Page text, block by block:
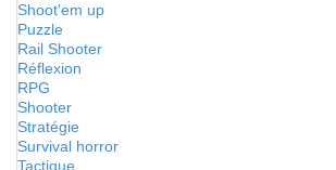
Shoot'em up
Puzzle
Rail Shooter
Réflexion
RPG
Shooter
Stratégie
Survival horror
Tactique